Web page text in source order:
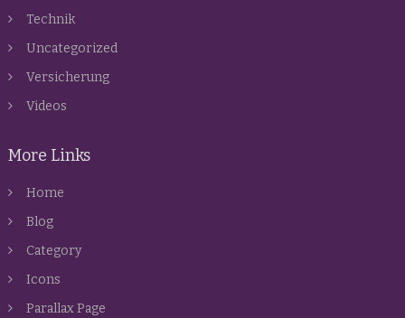
Technik
Uncategorized
Versicherung
Videos
More Links
Home
Blog
Category
Icons
Parallax Page